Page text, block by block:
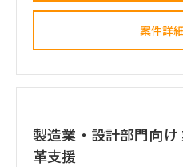
■業務内容
・設計部門のオフィス内にお
・現場担当者へのヒアリング
・課題の分析、構造化およびボ
・幹部層への中間報告、最終
ーション
案件詳
製造業・設計部門向
革支援